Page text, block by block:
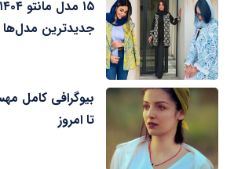
جدیدترین مدل‌ها
بیوگرافی کامل
تا امروز